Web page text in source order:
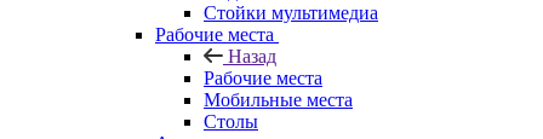
Стойки мультимедиа
Рабочие места
Назад
Рабочие места
Мобильные места
Столы